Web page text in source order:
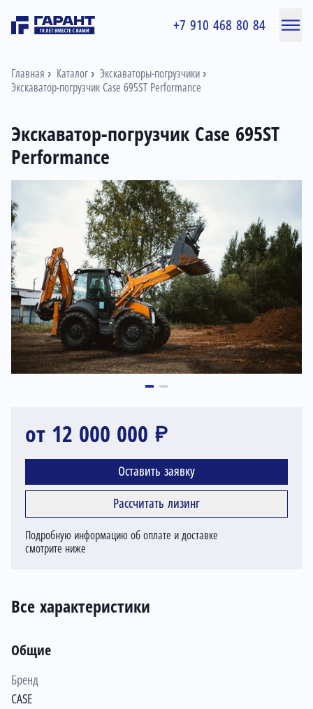
+7 910 468 80 84
Главная Каталог
Экскаваторы-погрузчики
Экскаватор-погрузчик Case 695ST Performance
Экскаватор-погрузчик Case 695ST
Performance
от 12 000 000 ₽
Оставить заявку
Рассчитать лизинг
Подробную информацию об оплате и доставке
смотрите ниже
Все характеристики
Общие
Бренд
CASE